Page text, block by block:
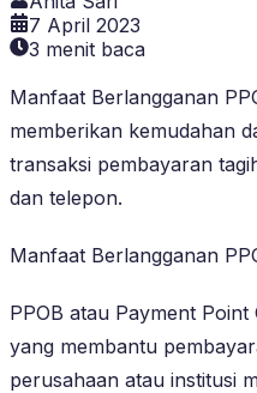
7 April 2023
3 menit baca
Manfaat Berlangganan
memberikan kemudahan
transaksi pembayaran
dan telepon.
Manfaat Berlangganan
PPOB atau Payment
yang membantu
perusahaan atau institusi